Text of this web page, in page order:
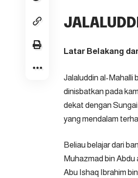
Latar Belakang
Jalaluddin al-Mahalli
dinisbatkan pada
dekat dengan
yang mendalam
Beliau belajar dari
Muhazmad bin
Abu Ishaq Ibrahim